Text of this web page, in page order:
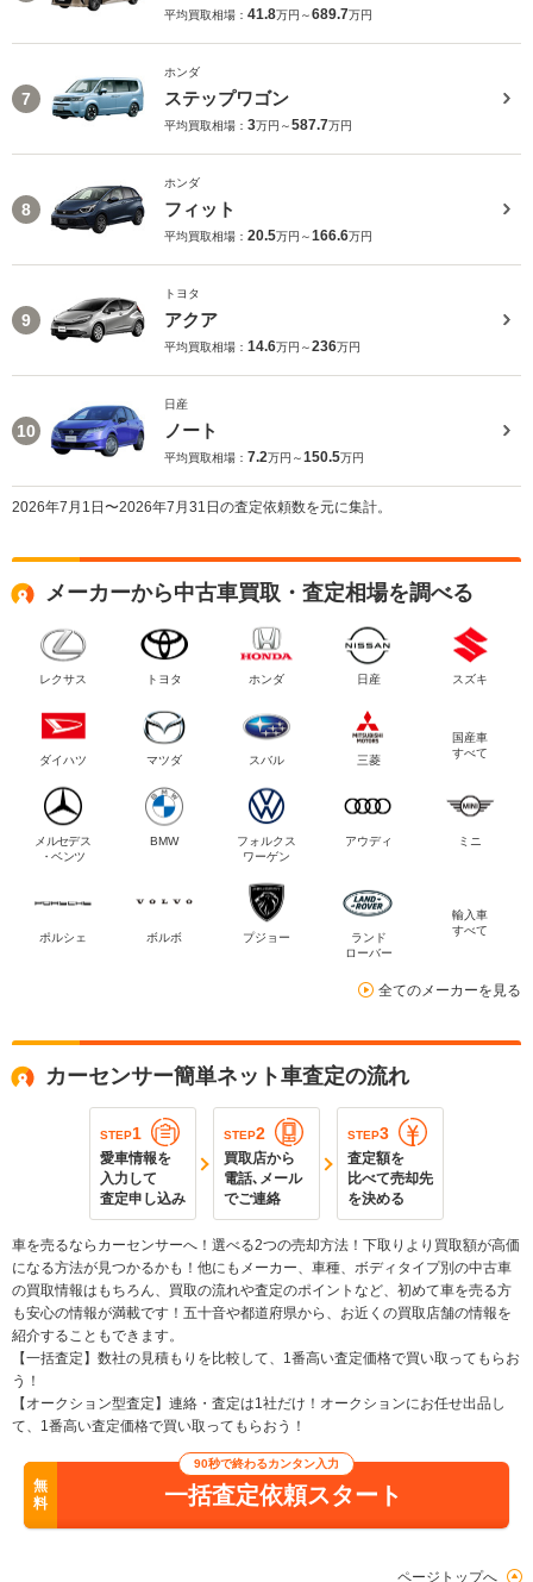
平均買取相場： 41.8万円～689.7万円
7
ホンダ
ステップワゴン
平均買取相場： 3万円～587.7万円
8
ホンダ
フィット
平均買取相場： 20.5万円～166.6万円
9
トヨタ
アクア
平均買取相場： 14.6万円～236万円
10
日産
ノート
平均買取相場： 7.2万円～150.5万円
2026年7月1日〜2026年7月31日の査定依頼数を元に集計。
メーカーから中古車買取・査定相場を調べる
レクサス トヨタ ホンダ 日産 スズキ
ダイハツ マツダ スバル 三菱
国産車
すべて
メルセデス
・ベンツ
BMW
フォルクス
ワーゲン
アウディ ミニ
ポルシェ ボルボ プジョー
ランド
ローバー
輸入車
すべて
全てのメーカーを見る
カーセンサー簡単ネット車査定の流れ
STEP1
愛車情報を
入力して
査定申し込み
STEP2
買取店から
電話､メール
でご連絡
STEP3
査定額を
比べて売却先
を決める
車を売るならカーセンサーへ！選べる2つの売却方法！下取りより買取額が高価
になる方法が見つかるかも！他にもメーカー、車種、ボディタイプ別の中古車
の買取情報はもちろん、買取の流れや査定のポイントなど、初めて車を売る方
も安心の情報が満載です！五十音や都道府県から、お近くの買取店舗の情報を
紹介することもできます。
【一括査定】数社の見積もりを比較して、1番高い査定価格で買い取ってもらお
う！
【オークション型査定】連絡・査定は1社だけ！オークションにお任せ出品し
て、1番高い査定価格で買い取ってもらおう！
無
料
90秒で終わるカンタン入力
一括査定依頼スタート
ページトップへ